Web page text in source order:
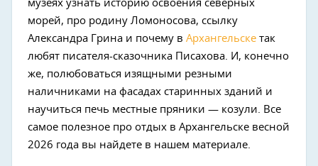
музеях узнать историю освоения северных
морей, про родину Ломоносова, ссылку
Александра Грина и почему в Архангельске так
любят писателя-сказочника Писахова. И, конечно
же, полюбоваться изящными резными
наличниками на фасадах старинных зданий и
научиться печь местные пряники — козули. Все
самое полезное про отдых в Архангельске весной
2026 года вы найдете в нашем материале.